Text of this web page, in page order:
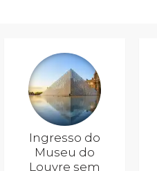
Ingresso do
Museu do
Louvre sem